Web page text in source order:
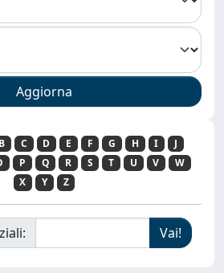
B C D E F G H I
J
P Q R S T U V
W
X
Y Z